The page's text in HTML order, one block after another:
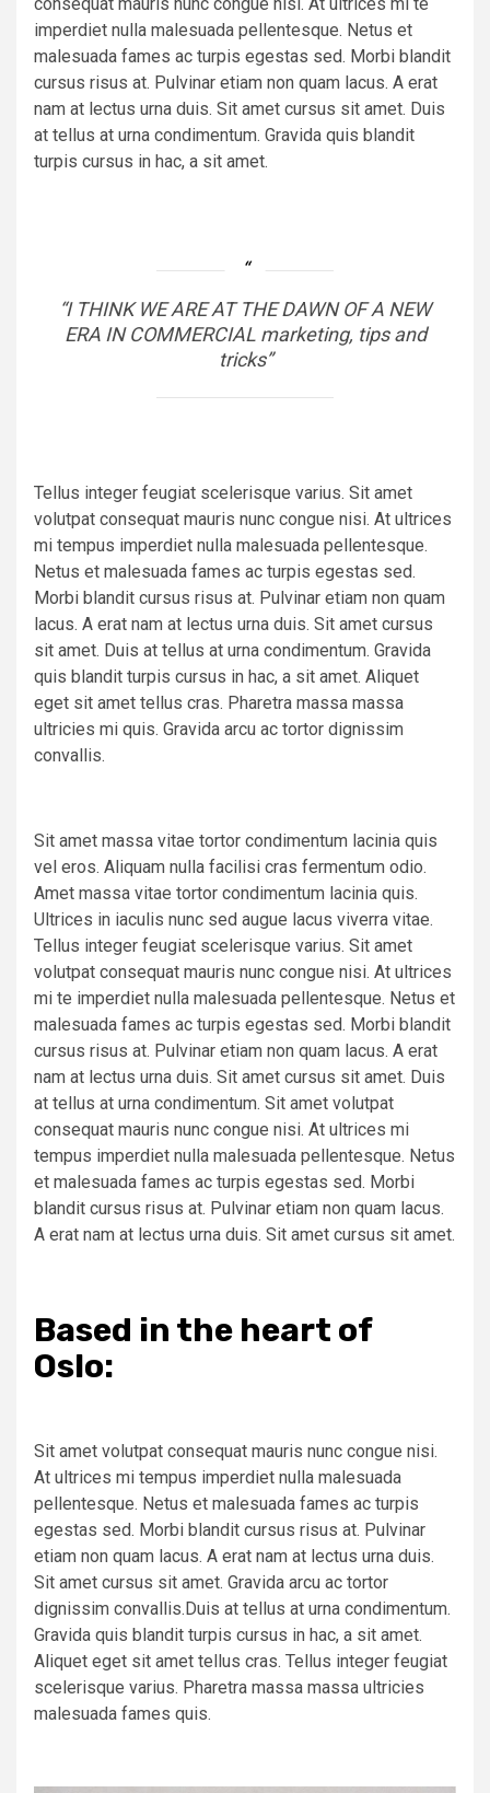
imperdiet nulla malesuada pellentesque. Netus et
malesuada fames ac turpis egestas sed. Morbi blandit
cursus risus at. Pulvinar etiam non quam lacus. A erat
nam at lectus urna duis. Sit amet cursus sit amet. Duis
at tellus at urna condimentum. Gravida quis blandit
turpis cursus in hac, a sit amet.
“I THINK WE ARE AT THE DAWN OF A NEW
ERA IN COMMERCIAL marketing, tips and
tricks”
Tellus integer feugiat scelerisque varius. Sit amet
volutpat consequat mauris nunc congue nisi. At ultrices
mi tempus imperdiet nulla malesuada pellentesque.
Netus et malesuada fames ac turpis egestas sed.
Morbi blandit cursus risus at. Pulvinar etiam non quam
lacus. A erat nam at lectus urna duis. Sit amet cursus
sit amet. Duis at tellus at urna condimentum. Gravida
quis blandit turpis cursus in hac, a sit amet. Aliquet
eget sit amet tellus cras. Pharetra massa massa
ultricies mi quis. Gravida arcu ac tortor dignissim
convallis.
Sit amet massa vitae tortor condimentum lacinia quis
vel eros. Aliquam nulla facilisi cras fermentum odio.
Amet massa vitae tortor condimentum lacinia quis.
Ultrices in iaculis nunc sed augue lacus viverra vitae.
Tellus integer feugiat scelerisque varius. Sit amet
volutpat consequat mauris nunc congue nisi. At ultrices
mi te imperdiet nulla malesuada pellentesque. Netus et
malesuada fames ac turpis egestas sed. Morbi blandit
cursus risus at. Pulvinar etiam non quam lacus. A erat
nam at lectus urna duis. Sit amet cursus sit amet. Duis
at tellus at urna condimentum. Sit amet volutpat
consequat mauris nunc congue nisi. At ultrices mi
tempus imperdiet nulla malesuada pellentesque. Netus
et malesuada fames ac turpis egestas sed. Morbi
blandit cursus risus at. Pulvinar etiam non quam lacus.
A erat nam at lectus urna duis. Sit amet cursus sit amet.
Based in the heart of
Oslo:
Sit amet volutpat consequat mauris nunc congue nisi.
At ultrices mi tempus imperdiet nulla malesuada
pellentesque. Netus et malesuada fames ac turpis
egestas sed. Morbi blandit cursus risus at. Pulvinar
etiam non quam lacus. A erat nam at lectus urna duis.
Sit amet cursus sit amet. Gravida arcu ac tortor
dignissim convallis.Duis at tellus at urna condimentum.
Gravida quis blandit turpis cursus in hac, a sit amet.
Aliquet eget sit amet tellus cras. Tellus integer feugiat
scelerisque varius. Pharetra massa massa ultricies
malesuada fames quis.